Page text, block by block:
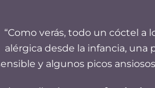
“Como verás, todo un cóctel a
alérgica desde la infancia,
y algunos picos